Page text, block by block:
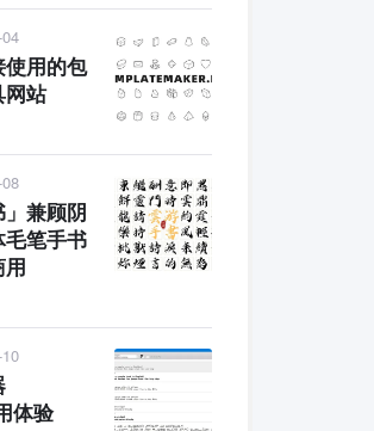
使用的包
网站
」兼顾阴
毛笔手书
体验